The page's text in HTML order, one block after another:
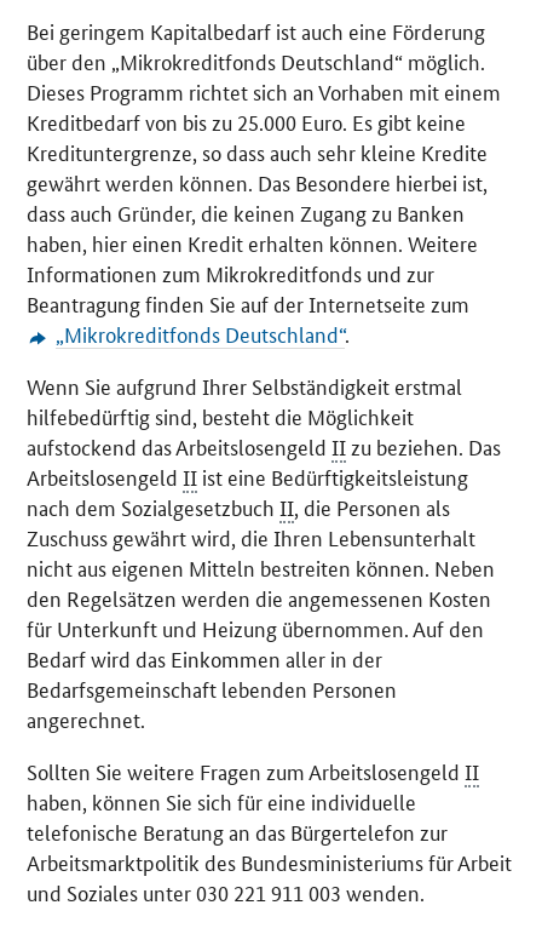
Bei geringem Kapitalbedarf ist auch eine Förderung
über den „Mikrokreditfonds Deutschland“ möglich.
Dieses Programm richtet sich an Vorhaben mit einem
Kreditbedarf von bis zu 25.000 Euro. Es gibt keine
Kredituntergrenze, so dass auch sehr kleine Kredite
gewährt werden können. Das Besondere hierbei ist,
dass auch Gründer, die keinen Zugang zu Banken
haben, hier einen Kredit erhalten können. Weitere
Informationen zum Mikrokreditfonds und zur
Beantragung finden Sie auf der Internetseite zum
„Mikrokreditfonds Deutschland“.
Wenn Sie aufgrund Ihrer Selbständigkeit erstmal
hilfebedürftig sind, besteht die Möglichkeit
aufstockend das ArbeitslosengeldII zu beziehen. Das
ArbeitslosengeldII ist eine Bedürftigkeitsleistung
nach dem SozialgesetzbuchII, die Personen als
Zuschuss gewährt wird, die Ihren Lebensunterhalt
nicht aus eigenen Mitteln bestreiten können. Neben
den Regelsätzen werden die angemessenen Kosten
für Unterkunft und Heizung übernommen. Auf den
Bedarf wird das Einkommen aller in der
Bedarfsgemeinschaft lebenden Personen
angerechnet.
Sollten Sie weitere Fragen zum ArbeitslosengeldII
haben, können Sie sich für eine individuelle
telefonische Beratung an das Bürgertelefon zur
Arbeitsmarktpolitik des Bundesministeriums für Arbeit
und Soziales unter 030 221 911 003 wenden.